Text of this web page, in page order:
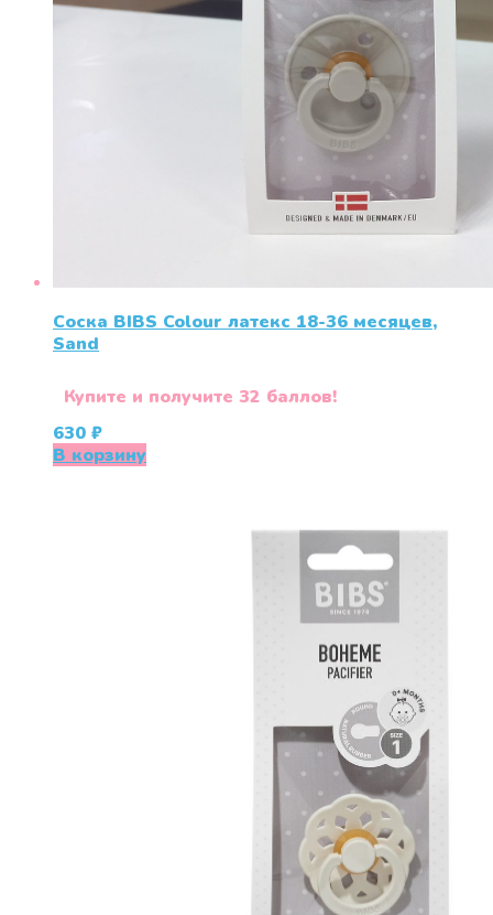
Соска BIBS Colour латекс 18-36 месяцев,
Sand
Купите и получите 32 баллов!
630 ₽
В корзину